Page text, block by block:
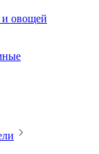
овощей